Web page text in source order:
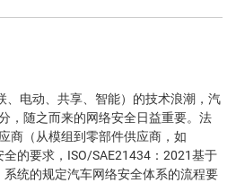
电动、共享、智能）的技术浪潮，汽
，随之而来的网络安全日益重要。法
商（从模组到零部件供应商，如
的要求，ISO/SAE21434：2021基于
系统的规定汽车网络安全体系的流程要